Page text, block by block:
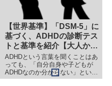
【世界基準】「DSM-5」に
基づく、ADHDの診断テス
トと基準を紹介【大人から
子どもまで】
ADHDという言葉を聞くことはあ
っても、「自分自身や子どもが
ADHDなのか分からない」という
方は多いのではないでしょうか。